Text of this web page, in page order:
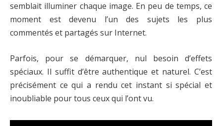
semblait illuminer chaque image. En peu de temps, ce
moment est devenu l’un des sujets les plus
commentés et partagés sur Internet.
Parfois, pour se démarquer, nul besoin d’effets
spéciaux. Il suffit d’être authentique et naturel. C’est
précisément ce qui a rendu cet instant si spécial et
inoubliable pour tous ceux qui l’ont vu.